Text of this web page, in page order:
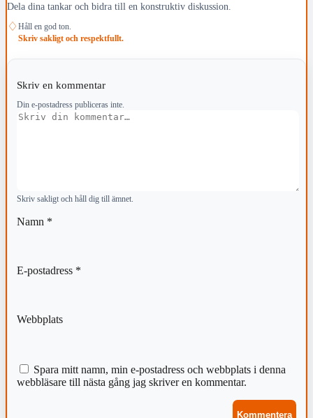
Dela dina tankar och bidra till en konstruktiv diskussion.
♢ Håll en god ton.
Skriv sakligt och respektfullt.
Skriv en kommentar
Din e-postadress publiceras inte.
Kommentar
Skriv sakligt och håll dig till ämnet.
Namn *
E-postadress *
Webbplats
Spara mitt namn, min e-postadress och webbplats i denna
webbläsare till nästa gång jag skriver en kommentar.